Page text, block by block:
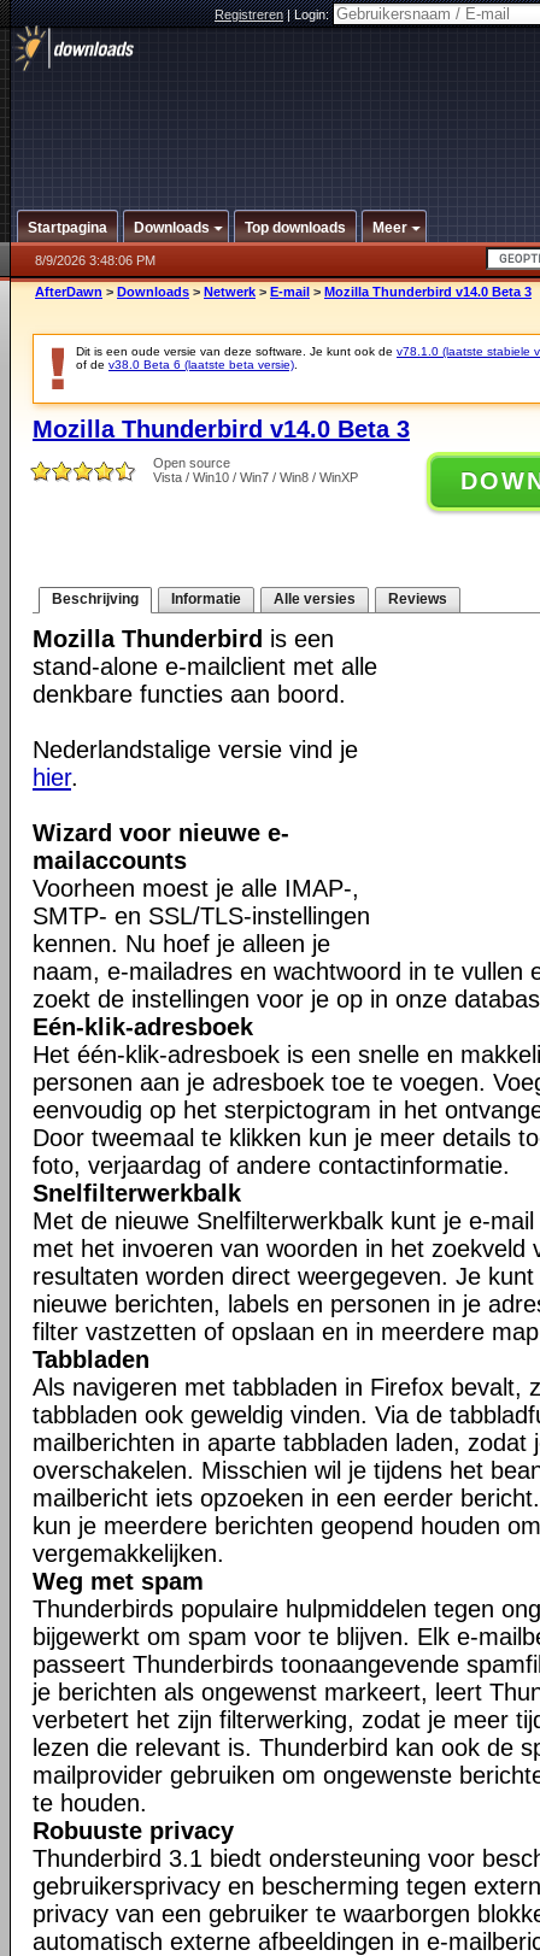
Registreren|Login:
Startpagina Downloads Top downloads Meer
8/9/2026 3:48:06 PM
AfterDawn > Downloads > Netwerk > E-mail > Mozilla Thunderbird v14.0 Beta 3
Dit is een oude versie van deze software. Je kunt ook de v78.1.0 (laatste stabiele
of de v38.0 Beta 6 (laatste beta versie)
Mozilla Thunderbird v14.0 Beta 3
Open source
Vista / Win10 / Win7 / Win8 / WinXP
Beschrijving Informatie Alle versies Reviews
Mozilla Thunderbird is een
stand-alone e-mailclient met alle
denkbare functies aan boord.
Nederlandstalige versie vind je
hier.
Wizard voor nieuwe e-
mailaccounts
Voorheen moest je alle IMAP-,
SMTP- en SSL/TLS-instellingen
kennen. Nu hoef je alleen je
naam, e-mailadres en wachtwoord in te vullen
zoekt de instellingen voor je op in onze
Eén-klik-adresboek
Het één-klik-adresboek is een snelle en
personen aan je adresboek toe te voegen.
eenvoudig op het sterpictogram in het
Door tweemaal te klikken kun je meer details
foto, verjaardag of andere contactinformatie.
Snelfilterwerkbalk
Met de nieuwe Snelfilterwerkbalk kunt je e-
met het invoeren van woorden in het zoekveld
resultaten worden direct weergegeven. Je
nieuwe berichten, labels en personen in je
filter vastzetten of opslaan en in meerdere
Tabbladen
Als navigeren met tabbladen in Firefox bevalt,
tabbladen ook geweldig vinden. Via de
mailberichten in aparte tabbladen laden, zodat
overschakelen. Misschien wil je tijdens het
mailbericht iets opzoeken in een eerder
kun je meerdere berichten geopend houden
vergemakkelijken.
Weg met spam
Thunderbirds populaire hulpmiddelen tegen
bijgewerkt om spam voor te blijven. Elk e-
passeert Thunderbirds toonaangevende
je berichten als ongewenst markeert, leert
verbetert het zijn filterwerking, zodat je meer
lezen die relevant is. Thunderbird kan ook de
mailprovider gebruiken om ongewenste
te houden.
Robuuste privacy
Thunderbird 3.1 biedt ondersteuning voor
gebruikersprivacy en bescherming tegen
privacy van een gebruiker te waarborgen
automatisch externe afbeeldingen in e-